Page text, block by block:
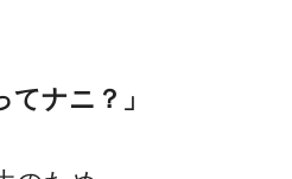
てナニ？」